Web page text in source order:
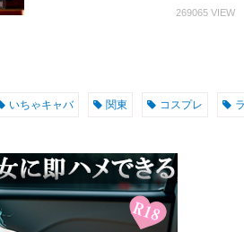
269065
いちゃキャバ 関東 コスプレ